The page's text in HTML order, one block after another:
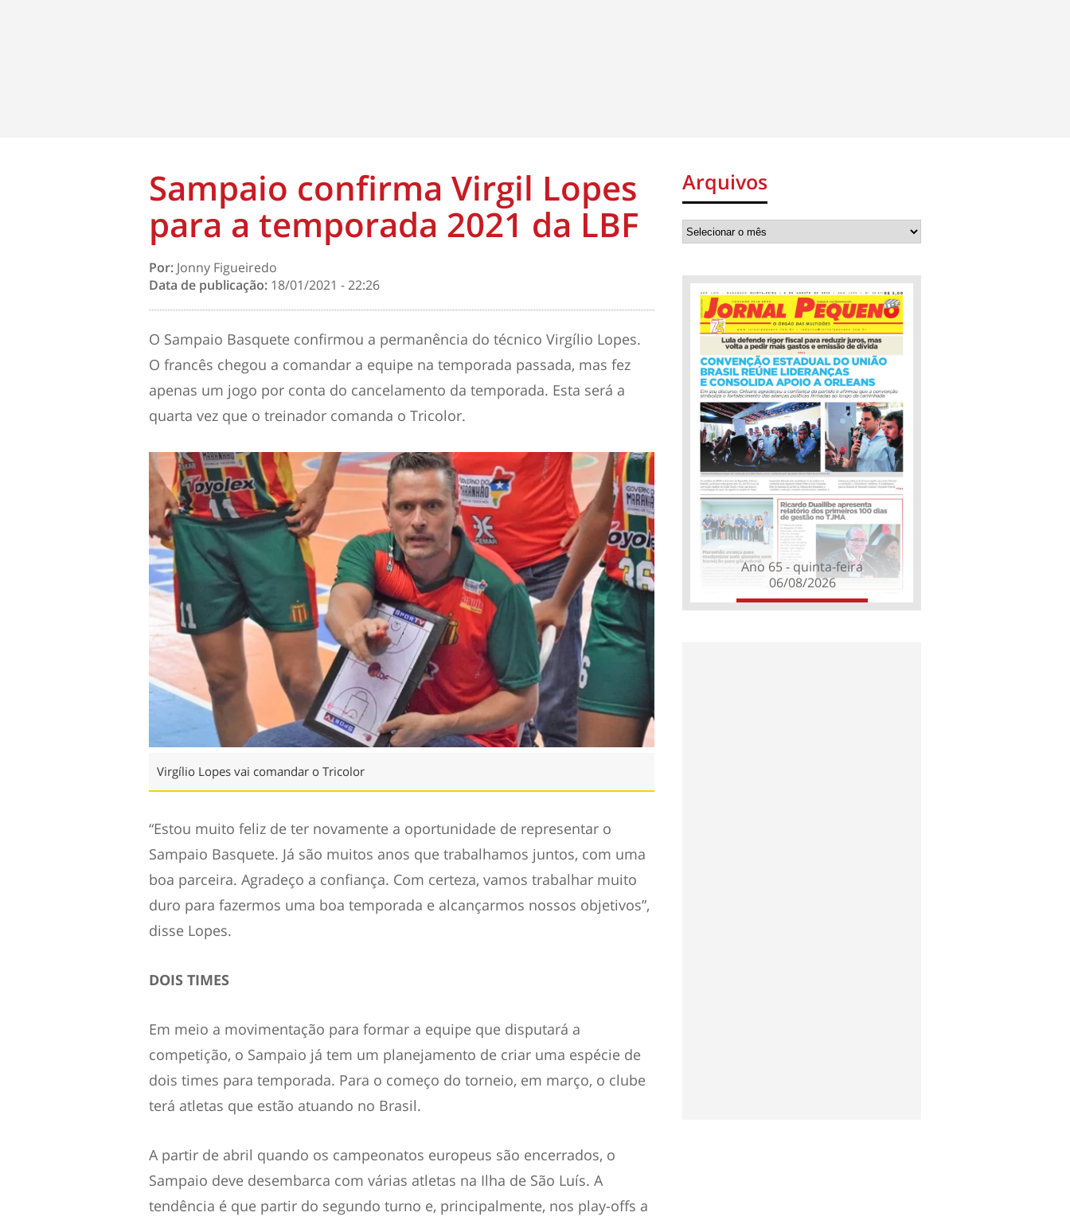
Sampaio confirma Virgil Lopes
para a temporada 2021 da LBF
Por: Jonny Figueiredo
Data de publicação: 18/01/2021 - 22:26
O Sampaio Basquete confirmou a permanência do técnico Virgílio Lopes.
O francês chegou a comandar a equipe na temporada passada, mas fez
apenas um jogo por conta do cancelamento da temporada. Esta será a
quarta vez que o treinador comanda o Tricolor.
Virgílio Lopes vai comandar o Tricolor
“Estou muito feliz de ter novamente a oportunidade de representar o
Sampaio Basquete. Já são muitos anos que trabalhamos juntos, com uma
boa parceira. Agradeço a confiança. Com certeza, vamos trabalhar muito
duro para fazermos uma boa temporada e alcançarmos nossos objetivos”,
disse Lopes.
DOIS TIMES
Em meio a movimentação para formar a equipe que disputará a
competição, o Sampaio já tem um planejamento de criar uma espécie de
dois times para temporada. Para o começo do torneio, em março, o clube
terá atletas que estão atuando no Brasil.
A partir de abril quando os campeonatos europeus são encerrados, o
Sampaio deve desembarca com várias atletas na Ilha de São Luís. A
tendência é que partir do segundo turno e, principalmente, nos play-offs a
Arquivos
Ano 65 - quinta-feira
06/08/2026